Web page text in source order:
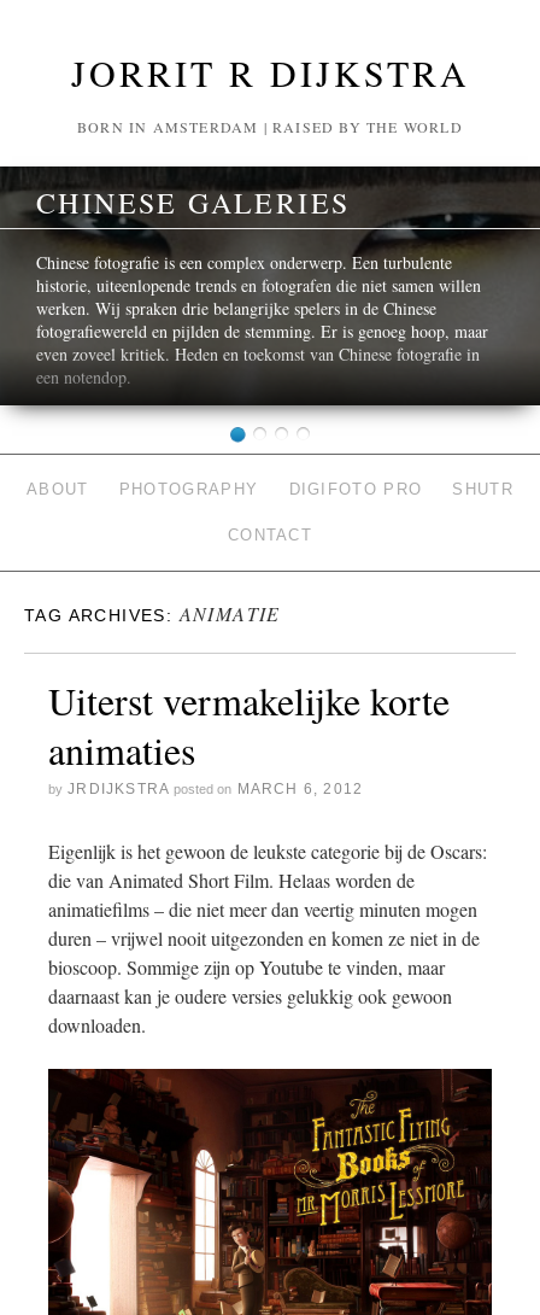
JORRIT R DIJKSTRA
BORN IN AMSTERDAM | RAISED BY THE WORLD
CHINESE GALERIES
Chinese fotografie is een complex onderwerp. Een turbulente
historie, uiteenlopende trends en fotografen die niet samen willen
werken. Wij spraken drie belangrijke spelers in de Chinese
fotografiewereld en pijlden de stemming. Er is genoeg hoop, maar
even zoveel kritiek. Heden en toekomst van Chinese fotografie in
een notendop.
ABOUT PHOTOGRAPHY DIGIFOTO PRO SHUTR
CONTACT
TAG ARCHIVES: ANIMATIE
Uiterst vermakelijke korte
animaties
by JRDIJKSTRA posted on MARCH 6, 2012
Eigenlijk is het gewoon de leukste categorie bij de Oscars:
die van Animated Short Film. Helaas worden de
animatiefilms – die niet meer dan veertig minuten mogen
duren – vrijwel nooit uitgezonden en komen ze niet in de
bioscoop. Sommige zijn op Youtube te vinden, maar
daarnaast kan je oudere versies gelukkig ook gewoon
downloaden.